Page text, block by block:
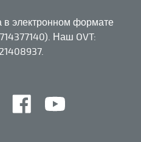
электронном формате
Наш OVT:
instagramfacebook